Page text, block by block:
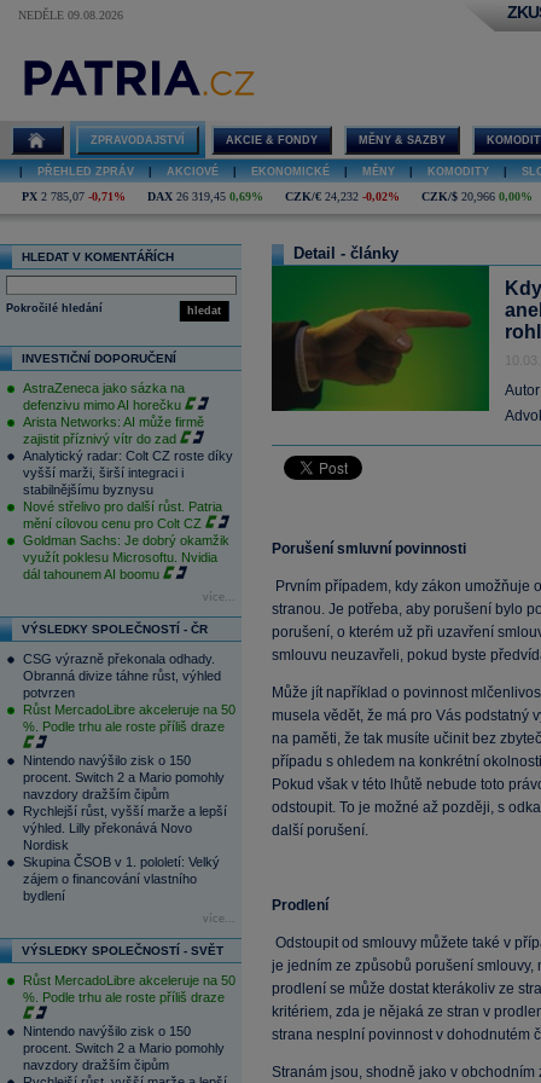
NEDĚLE 09.08.2026
ZPRAVODAJSTVÍ AKCIE & FONDY MĚNY & SAZBY
PŘEHLED ZPRÁV AKCIOVÉ EKONOMICKÉ MĚNY KOMODITY
PX 2 785,07 -0,71% DAX 26 319,45 0,69% CZK/€ 24,232 -0,02% CZK/$ 20,966 0,00%
HLEDAT V KOMENTÁŘÍCH
hledat
Pokročilé hledání
INVESTIČNÍ DOPORUČENÍ
AstraZeneca jako sázka na
defenzivu mimo AI horečku
Arista Networks: AI může firmě
zajistit příznivý vítr do zad
Analytický radar: Colt CZ roste díky
vyšší marži, širší integraci i
stabilnějšímu byznysu
Nové střelivo pro další růst. Patria
mění cílovou cenu pro Colt CZ
Goldman Sachs: Je dobrý okamžik
využít poklesu Microsoftu. Nvidia
dál tahounem AI boomu
více...
VÝSLEDKY SPOLEČNOSTÍ - ČR
CSG výrazně překonala odhady.
Obranná divize táhne růst, výhled
potvrzen
Růst MercadoLibre akceleruje na 50
%. Podle trhu ale roste příliš draze
Nintendo navýšilo zisk o 150
procent. Switch 2 a Mario pomohly
navzdory dražším čipům
Rychlejší růst, vyšší marže a lepší
výhled. Lilly překonává Novo
Nordisk
Skupina ČSOB v 1. pololetí: Velký
zájem o financování vlastního
bydlení
více...
VÝSLEDKY SPOLEČNOSTÍ - SVĚT
Růst MercadoLibre akceleruje na 50
%. Podle trhu ale roste příliš draze
Nintendo navýšilo zisk o 150
procent. Switch 2 a Mario pomohly
navzdory dražším čipům
Detail - články
Porušení smluvní povinnosti
Prvním případem, kdy zákon umožňuje
stranou. Je potřeba, aby porušení bylo
porušení, o kterém už při uzavření
smlouvu neuzavřeli, pokud byste
Může jít například o povinnost
musela vědět, že má pro Vás podstatný
na paměti, že tak musíte učinit bez
případu s ohledem na konkrétní
Pokud však v této lhůtě nebude toto
odstoupit. To je možné až později, s
další porušení.
Prodlení
Odstoupit od smlouvy můžete také v
je jedním ze způsobů porušení
prodlení se může dostat kterákoliv ze
kritériem, zda je nějaká ze stran v
strana nesplní povinnost v dohodnutém
Stranám jsou, shodně jako v